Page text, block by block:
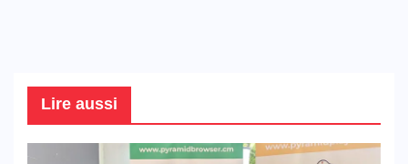
Lire aussi